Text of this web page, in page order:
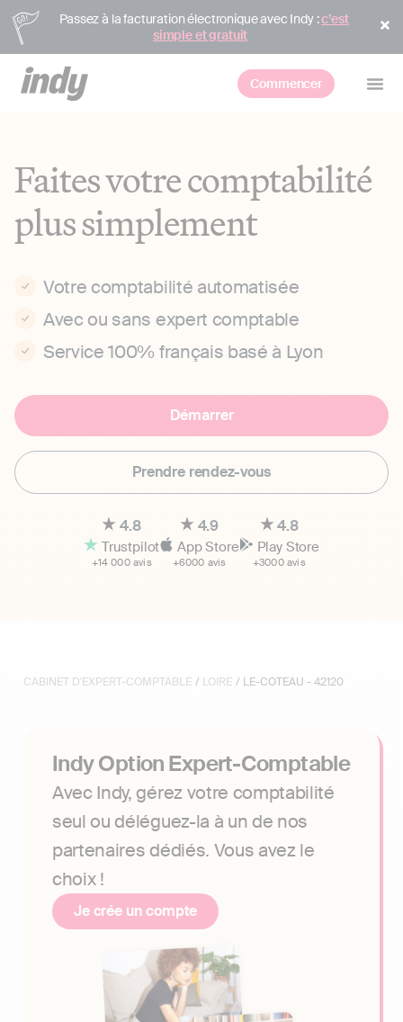
Passez à la facturation électronique avec Indy :c’est
simple et gratuit
Commencer
Faites votre comptabilité
plus simplement
Votre comptabilité automatisée
Avec ou sans expert comptable
Service 100% français basé à Lyon
Démarrer
Prendre rendez-vous
4.8
Trustpilot
+14 000 avis
4.9
App Store
+6000 avis
4.8
Play Store
+3000 avis
CABINET D'EXPERT-COMPTABLE / LOIRE / LE-COTEAU - 42120
Indy Option Expert-Comptable
Avec Indy, gérez votre comptabilité
seul ou déléguez-la à un de nos
partenaires dédiés. Vous avez le
choix !
Je crée un compte